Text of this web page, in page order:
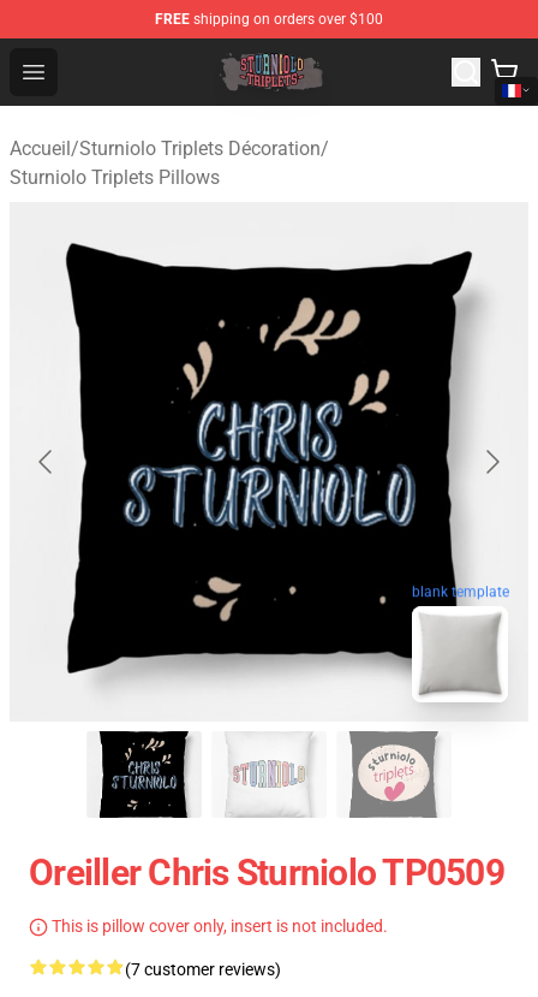
FREE shipping on orders over $100
Open menu
Sturniolo Triplets Shop - Official Sturniolo Triplets
Accueil/Sturniolo Triplets Décoration/
Sturniolo Triplets Pillows
blank template
Oreiller Chris Sturniolo TP0509
This is pillow cover only, insert is not included.
(7 customer reviews)